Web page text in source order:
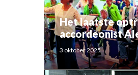
Het laatste
accordeonist
Schoemaker
3 oktober 2025